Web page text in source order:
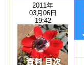
2011年
03月06日
19:42